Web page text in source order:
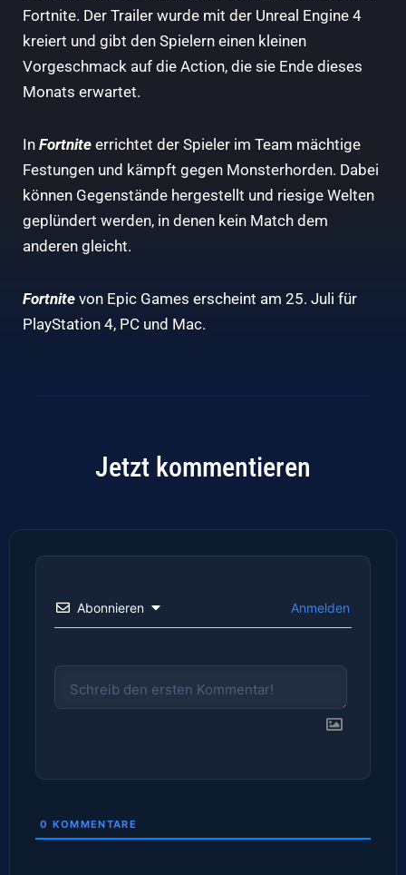
Fortnite. Der Trailer wurde mit der Unreal Engine 4
kreiert und gibt den Spielern einen kleinen
Vorgeschmack auf die Action, die sie Ende dieses
Monats erwartet.
In Fortnite errichtet der Spieler im Team mächtige
Festungen und kämpft gegen Monsterhorden. Dabei
können Gegenstände hergestellt und riesige Welten
geplündert werden, in denen kein Match dem
anderen gleicht.
Fortnite von Epic Games erscheint am 25. Juli für
PlayStation 4, PC und Mac.
Jetzt kommentieren
Abonnieren Anmelden
0 KOMMENTARE